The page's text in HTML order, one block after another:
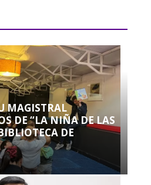
MAGISTRAL
DE “LA NIÑA DE LAS
DE